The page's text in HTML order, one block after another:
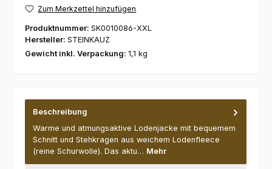
Zum Merkzettel hinzufügen
Produktnummer: SK0010086-XXL
Hersteller: STEINKAUZ
Gewicht inkl. Verpackung: 1,1 kg
Beschreibung
Warme und atmungsaktive Lodenjacke mit bequemem
Schnitt und Stehkragen aus weichem Lodenfleece
(reine Schurwolle). Das aktu… Mehr